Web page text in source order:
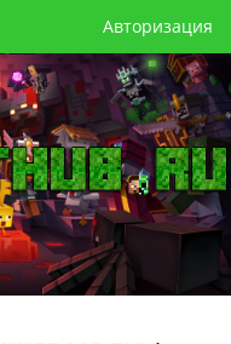
Авторизация